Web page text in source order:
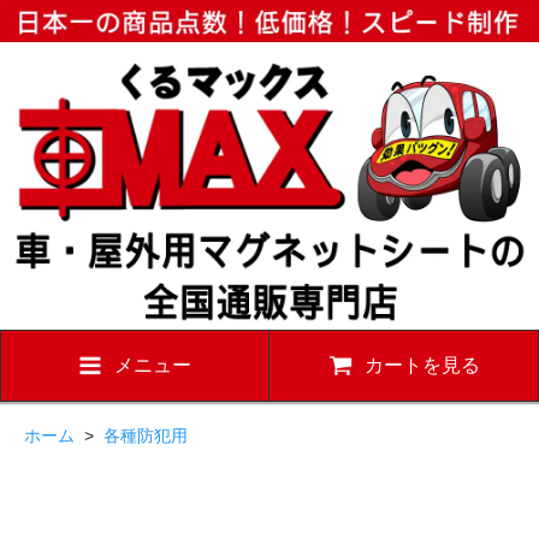
メニュー カートを見る
ホーム > 各種防犯用